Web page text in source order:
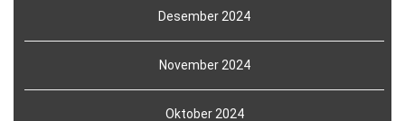
Desember 2024
November 2024
Oktober 2024